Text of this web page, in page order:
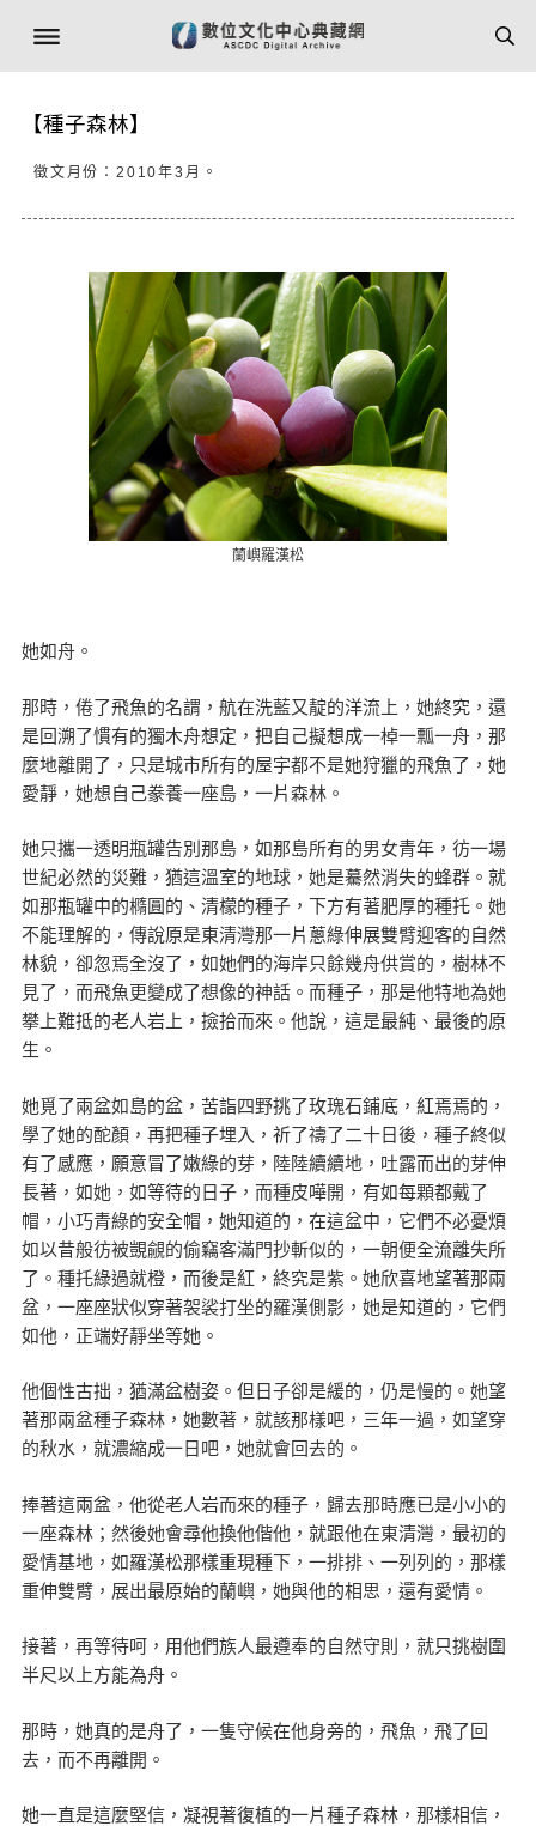
【種子森林】
徵文月份：2010年3月。
蘭嶼羅漢松
她如舟。
那時，倦了飛魚的名謂，航在洗藍又靛的洋流上，她終究，還
是回溯了慣有的獨木舟想定，把自己擬想成一棹一瓢一舟，那
麼地離開了，只是城市所有的屋宇都不是她狩獵的飛魚了，她
愛靜，她想自己豢養一座島，一片森林。
她只攜一透明瓶罐告別那島，如那島所有的男女青年，彷一場
世紀必然的災難，猶這溫室的地球，她是驀然消失的蜂群。就
如那瓶罐中的橢圓的、清檬的種子，下方有著肥厚的種托。她
不能理解的，傳說原是東清灣那一片蔥綠伸展雙臂迎客的自然
林貌，卻忽焉全沒了，如她們的海岸只餘幾舟供賞的，樹林不
見了，而飛魚更變成了想像的神話。而種子，那是他特地為她
攀上難抵的老人岩上，撿拾而來。他說，這是最純、最後的原
生。
她覓了兩盆如島的盆，苦詣四野挑了玫瑰石鋪底，紅焉焉的，
學了她的酡顏，再把種子埋入，祈了禱了二十日後，種子終似
有了感應，願意冒了嫩綠的芽，陸陸續續地，吐露而出的芽伸
長著，如她，如等待的日子，而種皮嘩開，有如每顆都戴了
帽，小巧青綠的安全帽，她知道的，在這盆中，它們不必憂煩
如以昔般彷被覬覦的偷竊客滿門抄斬似的，一朝便全流離失所
了。種托綠過就橙，而後是紅，終究是紫。她欣喜地望著那兩
盆，一座座狀似穿著袈裟打坐的羅漢側影，她是知道的，它們
如他，正端好靜坐等她。
他個性古拙，猶滿盆樹姿。但日子卻是緩的，仍是慢的。她望
著那兩盆種子森林，她數著，就該那樣吧，三年一過，如望穿
的秋水，就濃縮成一日吧，她就會回去的。
捧著這兩盆，他從老人岩而來的種子，歸去那時應已是小小的
一座森林；然後她會尋他換他偕他，就跟他在東清灣，最初的
愛情基地，如羅漢松那樣重現種下，一排排、一列列的，那樣
重伸雙臂，展出最原始的蘭嶼，她與他的相思，還有愛情。
接著，再等待呵，用他們族人最遵奉的自然守則，就只挑樹圍
半尺以上方能為舟。
那時，她真的是舟了，一隻守候在他身旁的，飛魚，飛了回
去，而不再離開。
她一直是這麼堅信，凝視著復植的一片種子森林，那樣相信，